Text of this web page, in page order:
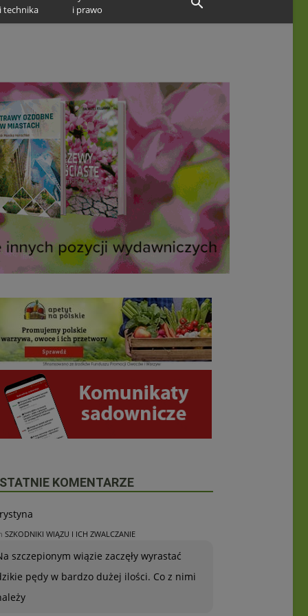
i technika
i prawo
KOMENTARZE
SZKODNIKI WIĄZU I ICH ZWALCZANIE
szczepionym wiązie zaczęły wyrastać
pędy w bardzo dużej ilości. Co z nimi